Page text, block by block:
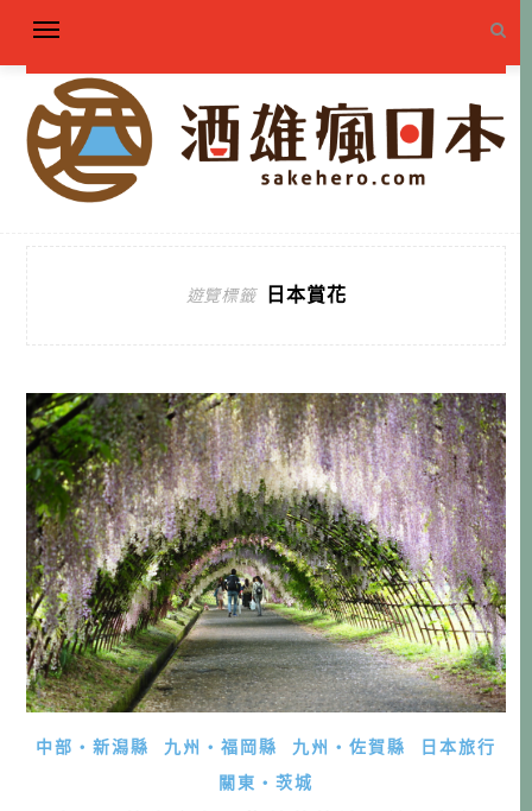
遊覽標籤 日本賞花
中部・新潟縣 九州・福岡縣 九州・佐賀縣
日本旅行
關東・茨城